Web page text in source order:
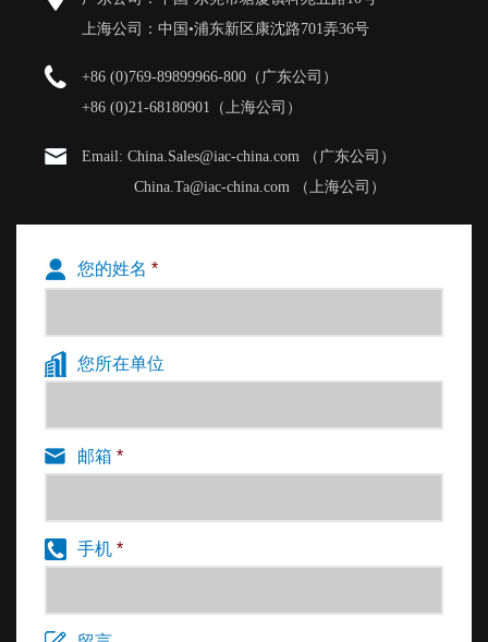
上海公司：中国•浦东新区康沈路701弄36号
+86 (0)769-89899966-800（广东公司）
+86 (0)21-68180901（上海公司）
Email: China.Sales@iac-china.com （广东公司）
China.Ta@iac-china.com （上海公司）
您的姓名 *
您所在单位
邮箱 *
手机 *